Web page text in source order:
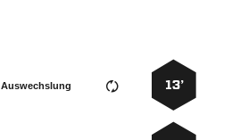
13’
Auswechslung